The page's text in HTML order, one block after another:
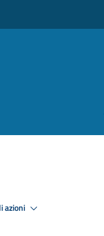
azioni